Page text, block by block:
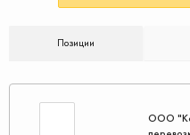
Позиции
ООО